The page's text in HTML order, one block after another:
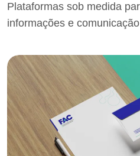
Plataformas sob medida
informações e